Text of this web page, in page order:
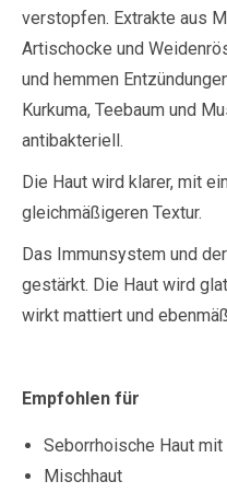
verstopfen. Extrakte aus
Artischocke und
und hemmen
Kurkuma, Teebaum und
antibakteriell.
Die Haut wird klarer, mit
gleichmäßigeren Textur.
Das Immunsystem und
gestärkt. Die Haut wird
wirkt mattiert und
Empfohlen für
Seborrhoische Haut mit
Mischhaut